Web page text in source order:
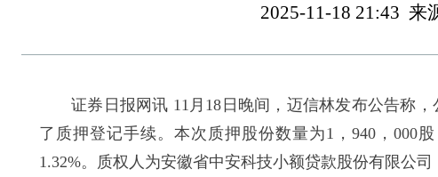
2025-11-18 21:43 来
证券日报网讯 11月18日晚间，迈信林发布公告称，
了质押登记手续。本次质押股份数量为1，940，000
1.32%。质权人为安徽省中安科技小额贷款股份有限公司